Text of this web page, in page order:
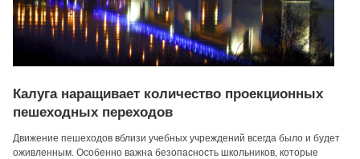
Калуга наращивает количество проекционных
пешеходных переходов
Движение пешеходов вблизи учебных учреждений всегда было и будет
оживленным. Особенно важна безопасность школьников, которые